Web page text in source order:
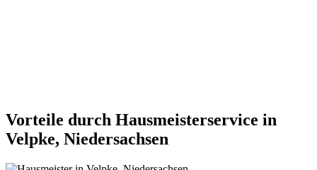
Vorteile durch Hausmeisterservice in
Velpke, Niedersachsen